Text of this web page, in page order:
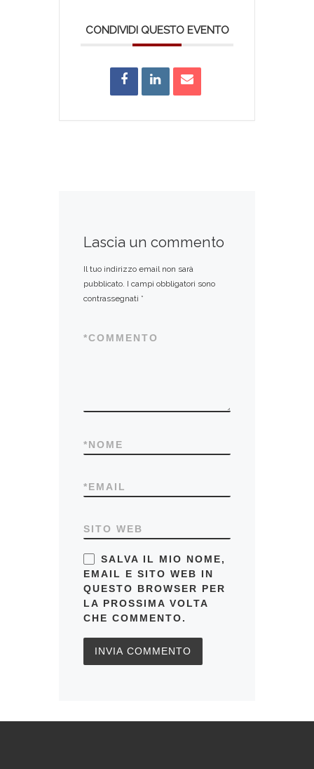
CONDIVIDI QUESTO EVENTO
Lascia un commento
Il tuo indirizzo email non sarà
pubblicato. I campi obbligatori sono
contrassegnati *
COMMENTO
*
NOME
*
EMAIL
*
SITO WEB
SALVA IL MIO NOME,
EMAIL E SITO WEB IN
QUESTO BROWSER PER
LA PROSSIMA VOLTA
CHE COMMENTO.